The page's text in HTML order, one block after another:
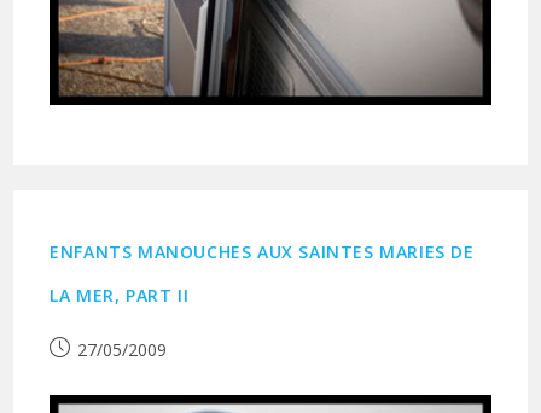
ENFANTS MANOUCHES AUX SAINTES MARIES DE
LA MER, PART II
Publication
27/05/2009